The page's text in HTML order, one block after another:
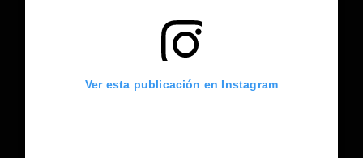
Ver esta publicación en Instagram